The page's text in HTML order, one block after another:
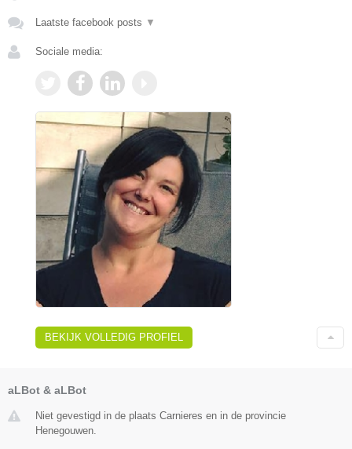
Laatste facebook posts ▼
Sociale media:
BEKIJK VOLLEDIG PROFIEL
aLBot & aLBot
Niet gevestigd in de plaats Carnieres en in de provincie
Henegouwen.